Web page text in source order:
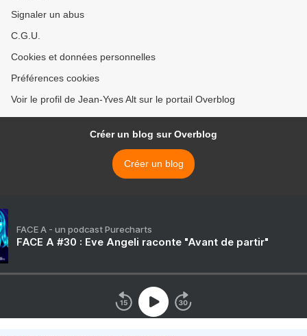
Signaler un abus
C.G.U.
Cookies et données personnelles
Préférences cookies
Voir le profil de Jean-Yves Alt sur le portail Overblog
Créer un blog sur Overblog
Créer un blog
FACE A - un podcast Purecharts
FACE A #30 : Eve Angeli raconte "Avant de partir"